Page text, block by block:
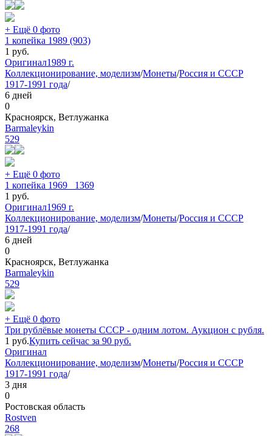
+ Ещё 0 фото
1 копейка 1989 (903)
1 руб.
Оригинал1989 г.
Коллекционирование, моделизм/Монеты/Россия и СССР
1917-1991 года/
6 дней
0
Красноярск, Ветлужанка
Barmaleykin
529
+ Ещё 0 фото
1 копейка 1969 _1369
1 руб.
Оригинал1969 г.
Коллекционирование, моделизм/Монеты/Россия и СССР
1917-1991 года/
6 дней
0
Красноярск, Ветлужанка
Barmaleykin
529
+ Ещё 0 фото
Три рублёвые монеты СССР - одним лотом. Аукцион с рубля.
1 руб.Купить сейчас за 90 руб.
Оригинал
Коллекционирование, моделизм/Монеты/Россия и СССР
1917-1991 года/
3 дня
0
Ростовская область
Rostven
268